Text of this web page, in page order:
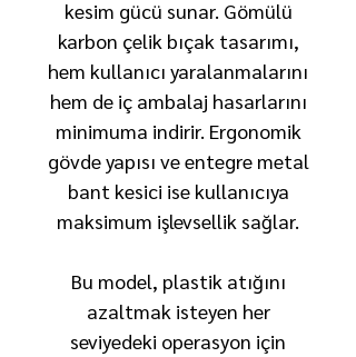
kesim gücü sunar. Gömülü
karbon çelik bıçak tasarımı,
hem kullanıcı yaralanmalarını
hem de iç ambalaj hasarlarını
minimuma indirir. Ergonomik
gövde yapısı ve entegre metal
bant kesici ise kullanıcıya
maksimum işlevsellik sağlar.
Bu model, plastik atığını
azaltmak isteyen her
seviyedeki operasyon için